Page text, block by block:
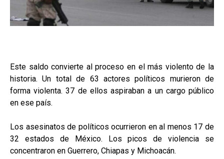
Este saldo convierte al proceso en el más violento de la
historia. Un total de 63 actores políticos murieron de
forma violenta. 37 de ellos aspiraban a un cargo público
en ese país.
Los asesinatos de políticos ocurrieron en al menos 17 de
32 estados de México. Los picos de violencia se
concentraron en Guerrero, Chiapas y Michoacán.